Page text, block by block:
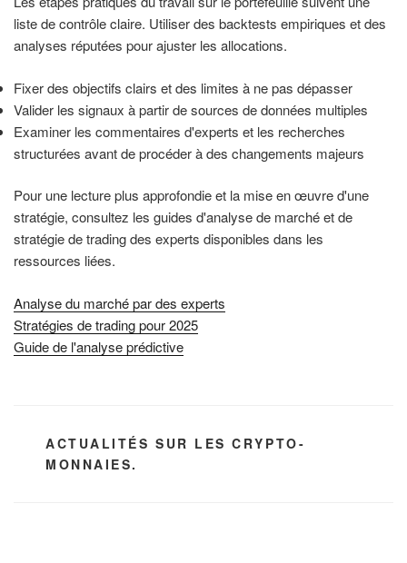
liste de contrôle claire. Utiliser des backtests empiriques et des
analyses réputées pour ajuster les allocations.
Fixer des objectifs clairs et des limites à ne pas dépasser
Valider les signaux à partir de sources de données multiples
Examiner les commentaires d'experts et les recherches
structurées avant de procéder à des changements majeurs
Pour une lecture plus approfondie et la mise en œuvre d'une
stratégie, consultez les guides d'analyse de marché et de
stratégie de trading des experts disponibles dans les
ressources liées.
Analyse du marché par des experts
Stratégies de trading pour 2025
Guide de l'analyse prédictive
CATÉGORIES
ACTUALITÉS SUR LES CRYPTO-
MONNAIES.